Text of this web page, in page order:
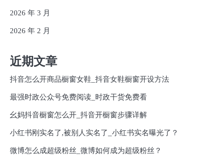
2026 年 3 月
2026 年 2 月
近期文章
抖音怎么开商品橱窗女鞋_抖音女鞋橱窗开设方法
最强时政公众号免费阅读_时政干货免费看
幺妈抖音橱窗怎么开_抖音开橱窗步骤详解
小红书刚实名了,被别人实名了_小红书实名曝光了？
微博怎么成超级粉丝_微博如何成为超级粉丝？